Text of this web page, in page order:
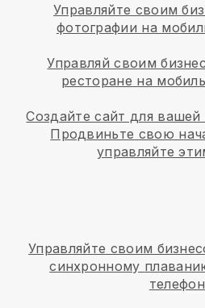
Управляйте своим
фотографии на
Управляй своим
ресторане на
Создайте сайт для
Продвиньте свою
управляйте
Управляйте своим
синхронному